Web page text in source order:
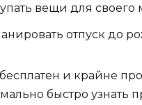
вещи для
отпуск до
и крайне
быстро узнать